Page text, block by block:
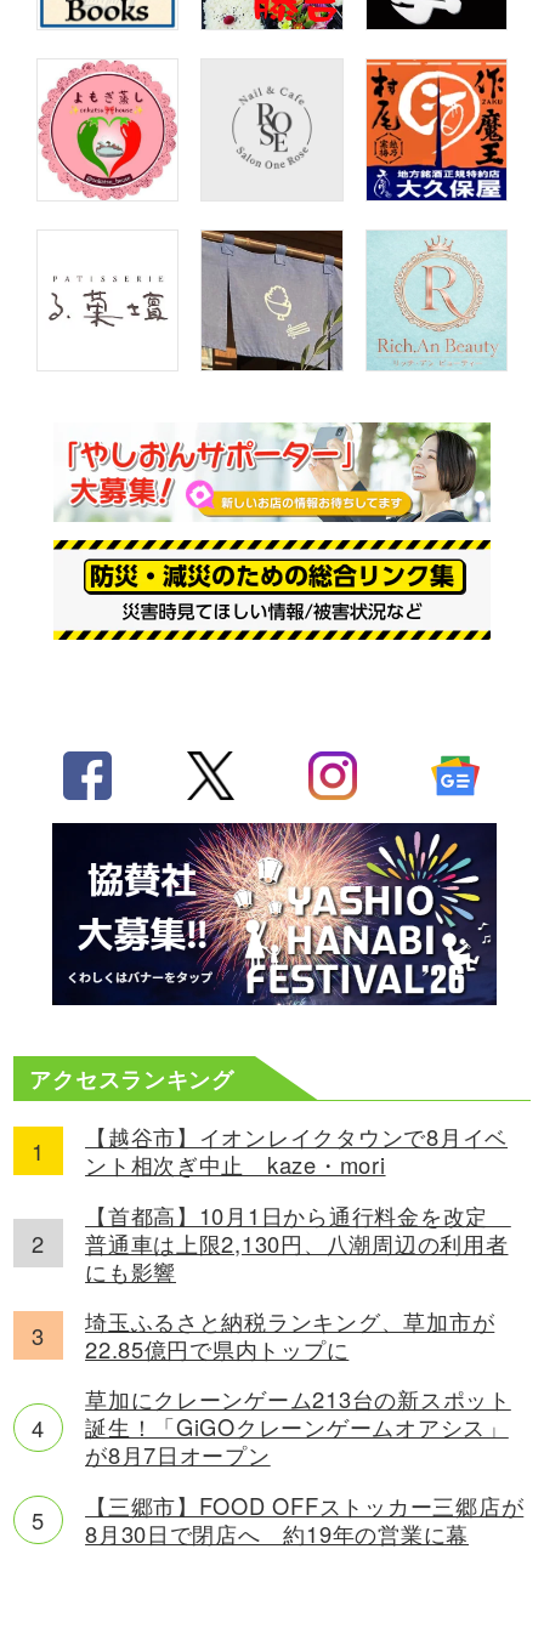
アクセスランキング
【越谷市】イオンレイクタウンで8月イベ
ント相次ぎ中止 kaze・mori
【首都高】10月1日から通行料金を改定
普通車は上限2,130円、八潮周辺の利用者
にも影響
埼玉ふるさと納税ランキング、草加市が
22.85億円で県内トップに
草加にクレーンゲーム213台の新スポット
誕生！「GiGOクレーンゲームオアシス」
が8月7日オープン
【三郷市】FOOD OFFストッカー三郷店が
8月30日で閉店へ 約19年の営業に幕